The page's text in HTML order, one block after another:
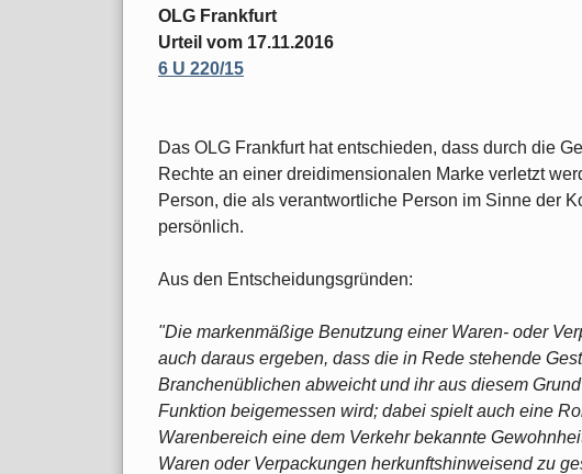
OLG Frankfurt
Urteil vom 17.11.2016
6 U 220/15
Das OLG Frankfurt hat entschieden, dass durch die
Rechte an einer dreidimensionalen Marke verletzt
Person, die als verantwortliche Person im Sinne der
persönlich.
Aus den Entscheidungsgründen:
"Die markenmäßige Benutzung einer Waren- oder
auch daraus ergeben, dass die in Rede stehende
Branchenüblichen abweicht und ihr aus diesem
Funktion beigemessen wird; dabei spielt auch eine
Warenbereich eine dem Verkehr bekannte
Waren oder Verpackungen herkunftshinweisend zu